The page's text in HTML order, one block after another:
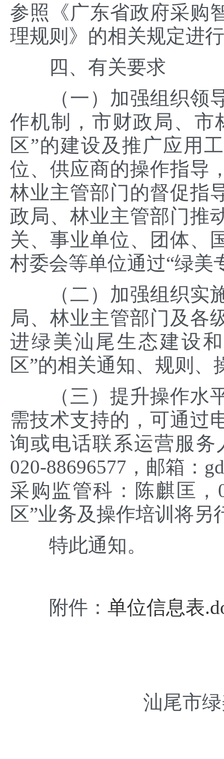
参照《广东省政府采购
理规则》的相关规定进
四、有关要求
（一）加强组织领导
作机制，市财政局、市
区”的建设及推广应用
位、供应商的操作指导
林业主管部门的督促指
政局、林业主管部门推
关、事业单位、团体、
村委会等单位通过“绿美
（二）加强组织实施
局、林业主管部门及各
进绿美汕尾生态建设
区”的相关通知、规则
（三）提升操作水平
需技术支持的，可通过
询或电话联系运营服
020-88696577，邮箱：
采购监管科：陈麒匡，
区”业务及操作培训将另
特此通知。
附件： 单位信息表
汕尾市